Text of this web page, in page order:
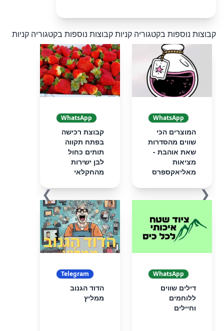
קבוצות נוספות בקטגוריה קניותקבוצות נוספות בקטגוריה קניות
❮
WhatsApp
המוצרים הכי
שווים מהסדרות
שאת אוהבת -
מציאות
מאליאקספרס
WhatsApp
קבוצת רכישה
בפתח תקווה
תותים כחול
לבן ישירות
מהחקלאי
WhatsApp
דילים שווים
ללוחמים
וחיילים
Telegram
הדוד הגנוב
ממליץ
❯